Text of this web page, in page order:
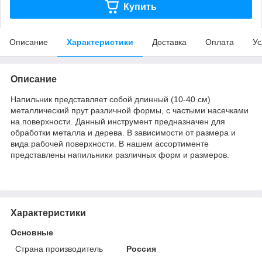
Купить
Описание Характеристики Доставка Оплата
Описание
Напильник представляет собой длинный (10-40 см)
металлический прут различной формы, с частыми насечками
на поверхности. Данный инструмент предназначен для
обработки металла и дерева. В зависимости от размера и
вида рабочей поверхности. В нашем ассортименте
представлены напильники различных форм и размеров.
Характеристики
Основные
Страна производитель
Россия